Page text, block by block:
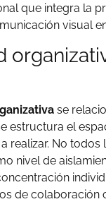
que integra la
visual
se
estructura el
realizar. No todos
nivel de
de colaboración